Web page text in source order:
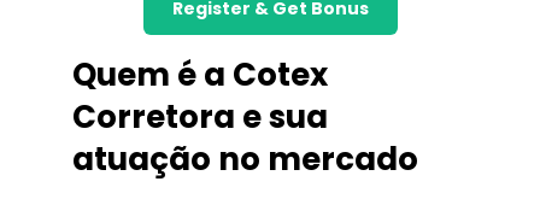
Register & Get Bonus
Quem é a Cotex
Corretora e sua
atuação no mercado